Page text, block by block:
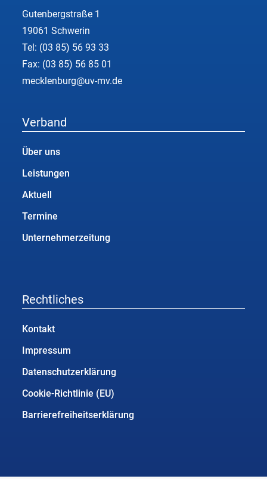
Gutenbergstraße 1
19061 Schwerin
Tel: (03 85) 56 93 33
Fax: (03 85) 56 85 01
mecklenburg@uv-mv.de
Verband
Über uns
Leistungen
Aktuell
Termine
Unternehmerzeitung
Rechtliches
Kontakt
Impressum
Datenschutzerklärung
Cookie-Richtlinie (EU)
Barrierefreiheitserklärung